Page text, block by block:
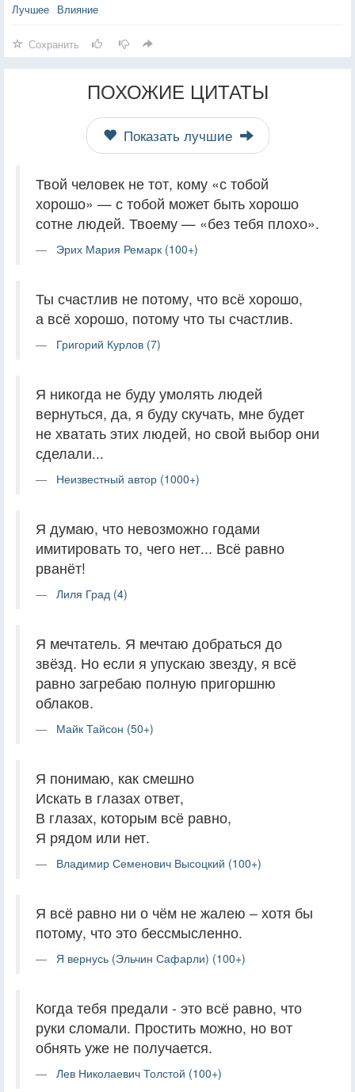
Лучшее Влияние
Сохранить
ПОХОЖИЕ ЦИТАТЫ
Показать лучшие
Твой человек не тот, кому «с тобой
хорошо» — с тобой может быть хорошо
сотне людей. Твоему — «без тебя плохо».
Эрих Мария Ремарк (100+)
Ты счастлив не потому, что всё хорошо,
а всё хорошо, потому что ты счастлив.
Григорий Курлов (7)
Я никогда не буду умолять людей
вернуться, да, я буду скучать, мне будет
не хватать этих людей, но свой выбор они
сделали...
Неизвестный автор (1000+)
Я думаю, что невозможно годами
имитировать то, чего нет... Всё равно
рванёт!
Лиля Град (4)
Я мечтатель. Я мечтаю добраться до
звёзд. Но если я упускаю звезду, я всё
равно загребаю полную пригоршню
облаков.
Майк Тайсон (50+)
Я понимаю, как смешно
Искать в глазах ответ,
В глазах, которым всё равно,
Я рядом или нет.
Владимир Семенович Высоцкий (100+)
Я всё равно ни о чём не жалею – хотя бы
потому, что это бессмысленно.
Я вернусь (Эльчин Сафарли) (100+)
Когда тебя предали - это всё равно, что
руки сломали. Простить можно, но вот
обнять уже не получается.
Лев Николаевич Толстой (100+)